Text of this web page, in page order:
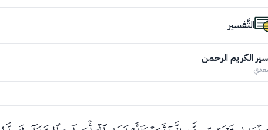
التَّفسير
الكريم الرحمن